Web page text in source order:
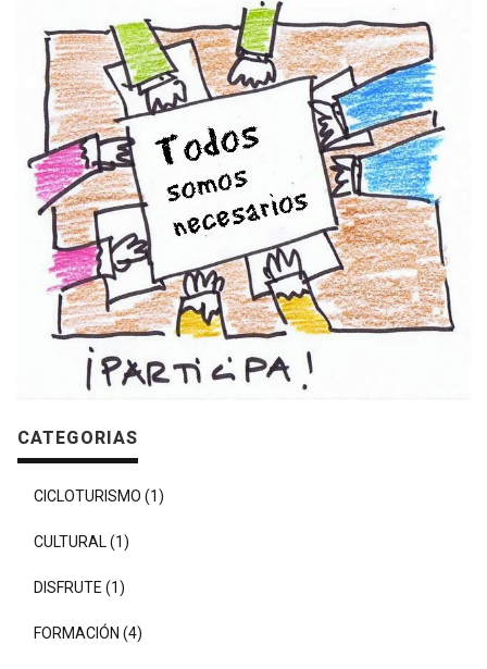
CATEGORIAS
CICLOTURISMO (1)
CULTURAL (1)
DISFRUTE (1)
FORMACIÓN (4)